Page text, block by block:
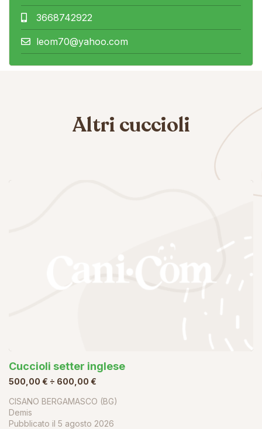
3668742922
leom70@yahoo.com
Altri cuccioli
Cuccioli setter inglese
500,00 € ÷ 600,00 €
CISANO BERGAMASCO (BG)
Demis
Pubblicato il 5 agosto 2026